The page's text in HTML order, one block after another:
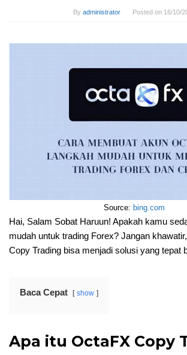
By administrator Posted on 16/10/
Source: bing.com
Hai, Salam Sobat Haruun! Apakah kamu
mudah untuk trading Forex? Jangan
Copy Trading bisa menjadi solusi yang tepat
Baca Cepat show
Apa itu OctaFX Copy